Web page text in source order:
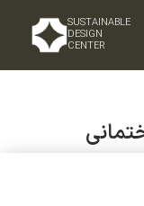
SUSTAINABLE
DESIGN
CENTER